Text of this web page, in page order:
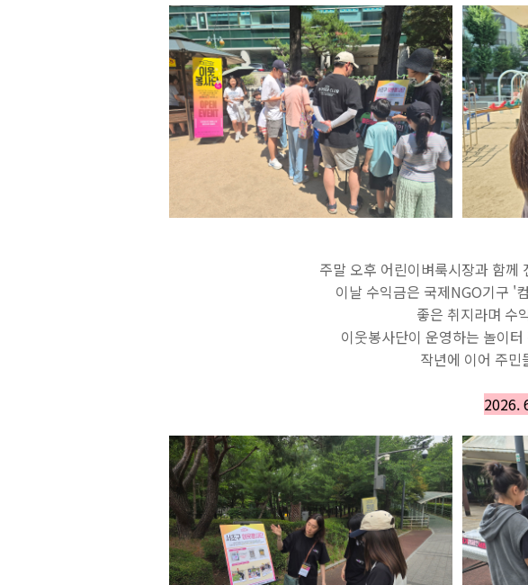
주말 오후 어린이벼룩시장과 함
이날 수익금은 국제NGO기구 '
좋은 취지라며 수
이웃봉사단이 운영하는 놀이
작년에 이어 주
2026.